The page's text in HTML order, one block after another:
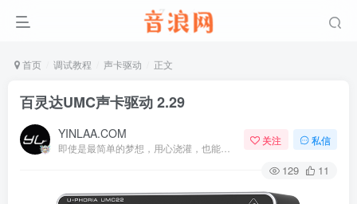
首页 调试教程 声卡驱动 正文
百灵达UMC声卡驱动 2.29
YINLAA.COM 关注 私信
129 11